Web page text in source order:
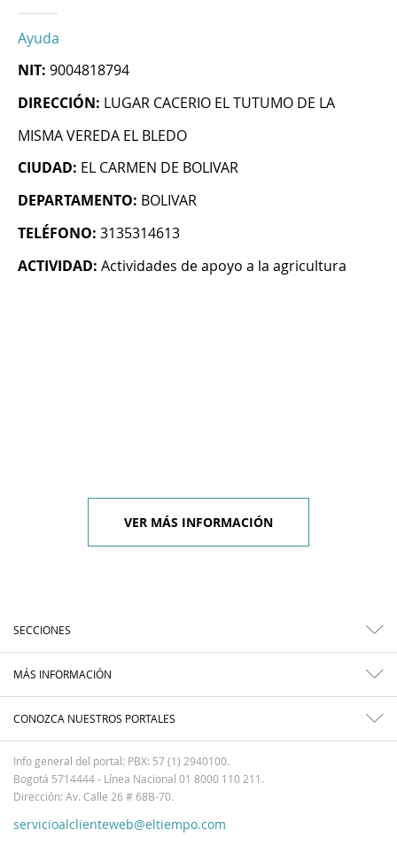
Ayuda
NIT: 9004818794
DIRECCIÓN: LUGAR CACERIO EL TUTUMO DE LA
MISMA VEREDA EL BLEDO
CIUDAD: EL CARMEN DE BOLIVAR
DEPARTAMENTO: BOLIVAR
TELÉFONO: 3135314613
ACTIVIDAD: Actividades de apoyo a la agricultura
VER MÁS INFORMACIÓN
SECCIONES
MÁS INFORMACIÓN
CONOZCA NUESTROS PORTALES
Info general del portal: PBX: 57 (1) 2940100.
Bogotá 5714444 - Línea Nacional 01 8000 110 211.
Dirección: Av. Calle 26 # 68B-70.
servicioalclienteweb@eltiempo.com